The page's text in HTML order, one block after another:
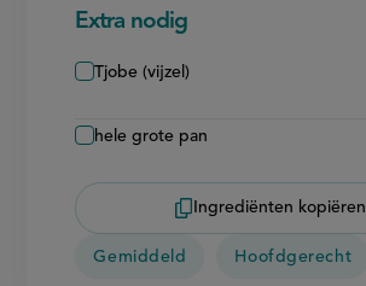
Extra nodig
Tjobe (vijzel)
hele grote pan
Ingrediënten kopiëren
Gemiddeld Hoofdgerecht